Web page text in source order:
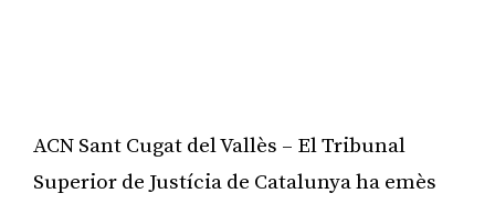
ACN Sant Cugat del Vallès – El Tribunal
Superior de Justícia de Catalunya ha emès